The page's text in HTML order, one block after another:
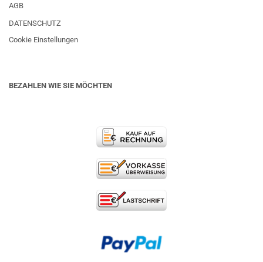
AGB
DATENSCHUTZ
Cookie Einstellungen
BEZAHLEN WIE SIE MÖCHTEN